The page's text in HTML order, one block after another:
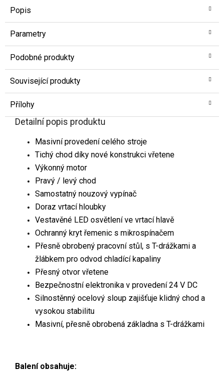
Popis
Parametry
Podobné produkty
Související produkty
Přílohy
Detailní popis produktu
Masivní provedení celého stroje
Tichý chod díky nové konstrukci vřetene
Výkonný motor
Pravý / levý chod
Samostatný nouzový vypínač
Doraz vrtací hloubky
Vestavěné LED osvětlení ve vrtací hlavě
Ochranný kryt řemenic s mikrospínačem
Přesně obrobený pracovní stůl, s T-drážkami a
žlábkem pro odvod chladící kapaliny
Přesný otvor vřetene
Bezpečnostní elektronika v provedení 24 V DC
Silnostěnný ocelový sloup zajišťuje klidný chod a
vysokou stabilitu
Masivní, přesně obrobená základna s T-drážkami
Balení obsahuje: